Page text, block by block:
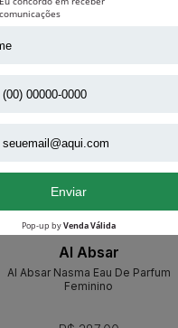
-R$ 102,00
Al Absar
Al Absar Nasma Eau De Parfum
Feminino